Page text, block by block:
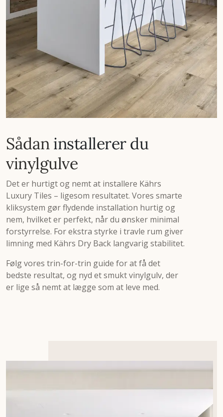
Sådaninstallerer du
vinylgulve
Det er hurtigt og nemt at installere Kährs
Luxury Tiles – ligesom resultatet. Vores smarte
kliksystem gør flydende installation hurtig og
nem, hvilket er perfekt, når du ønsker minimal
forstyrrelse. For ekstra styrke i travle rum giver
limning med Kährs Dry Back langvarig stabilitet.
Følg vores trin-for-trin guide for at få det
bedste resultat, og nyd et smukt vinylgulv, der
er lige så nemt at lægge som at leve med.